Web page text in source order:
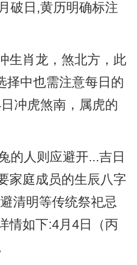
破日,黄历明确标注
生肖龙，煞北方，此
择中也需注意每日的
冲虎煞南，属虎的
的人则应避开...吉日
家庭成员的生辰八字
清明等传统祭祀忌
情如下:4月4日（丙